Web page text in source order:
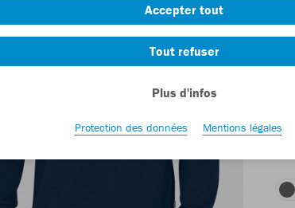
Accepter tout
Tout refuser
Plus d'infos
Protection des données Mentions légales